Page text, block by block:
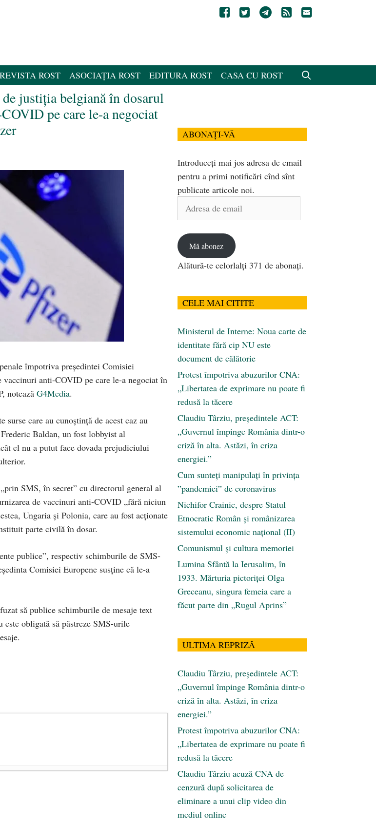
REVISTA ROST ASOCIAȚIA ROST EDITURA ROST CASA CU ROST
justiţia belgiană în dosarul
pe care le-a negociat
împotriva preşedintei Comisiei
anti-COVID pe care le-a negociat în
notează G4Media.
care au cunoştinţă de acest caz au
Baldan, un fost lobbyist al
el nu a putut face dovada prejudiciului
SMS, în secret” cu directorul general al
de vaccinuri anti-COVID „fără niciun
Ungaria şi Polonia, care au fost acţionate
parte civilă în dosar.
publice”, respectiv schimburile de SMS-
Comisiei Europene susţine că le-a
să publice schimburile de mesaje text
obligată să păstreze SMS-urile
Volodymyr Zelensky
Goga, înlăturat din Iași
ABONAȚI-VĂ
Introduceți mai jos adresa de email
pentru a primi notificări cînd sînt
publicate articole noi.
Adresa
Mă abonez
Alătură-te celorlalți 371 de abonați.
CELE MAI CITITE
Ministerul de Interne: Noua carte de
identitate fără cip NU este
document de călătorie
Protest împotriva abuzurilor CNA:
„Libertatea de exprimare nu poate fi
redusă la tăcere
Claudiu Târziu, președintele ACT:
„Guvernul împinge România dintr-o
criză în alta. Astăzi, în criza
energiei.”
Cum sunteți manipulați în privința
”pandemiei” de coronavirus
Nichifor Crainic, despre Statul
Etnocratic Român şi românizarea
sistemului economic naţional (II)
Comunismul şi cultura memoriei
Lumina Sfântă la Ierusalim, în
1933. Mărturia pictoriței Olga
Greceanu, singura femeia care a
făcut parte din „Rugul Aprins”
ULTIMA REPRIZĂ
Claudiu Târziu, președintele ACT:
„Guvernul împinge România dintr-o
criză în alta. Astăzi, în criza
energiei.”
Protest împotriva abuzurilor CNA:
„Libertatea de exprimare nu poate fi
redusă la tăcere
Claudiu Târziu acuză CNA de
cenzură după solicitarea de
eliminare a unui clip video din
mediul online